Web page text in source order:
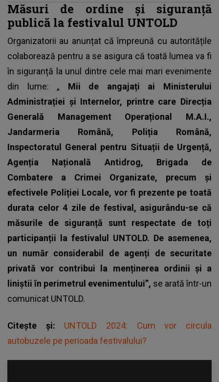
Măsuri de ordine și siguranță
publică la festivalul UNTOLD
Organizatorii au anunțat că împreună cu autoritățile
colaborează pentru a se asigura că toată lumea va fi
în siguranță la unul dintre cele mai mari evenimente
din lume: „ Mii de angajați ai Ministerului
Administrației și Internelor, printre care Direcția
Generală Management Operațional M.A.I.,
Jandarmeria Română, Poliția Română,
Inspectoratul General pentru Situații de Urgență,
Agenția Națională Antidrog, Brigada de
Combatere a Crimei Organizate, precum și
efectivele Poliției Locale, vor fi prezente pe toată
durata celor 4 zile de festival, asigurându-se că
măsurile de siguranță sunt respectate de toți
participanții la festivalul UNTOLD. De asemenea,
un număr considerabil de agenți de securitate
privată vor contribui la menținerea ordinii și a
liniștii în perimetrul evenimentului”, se arată într-un
comunicat UNTOLD.
Citește și: UNTOLD 2024: Cum vor circula
autobuzele pe perioada festivalului?